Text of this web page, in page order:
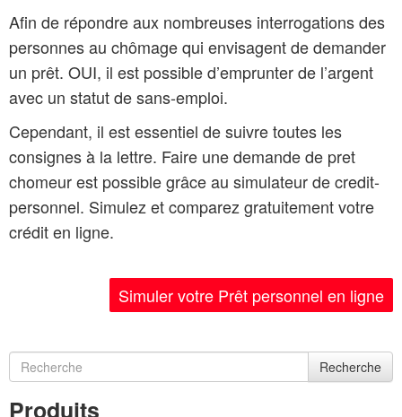
Afin de répondre aux nombreuses interrogations des
personnes au chômage qui envisagent de demander
un prêt. OUI, il est possible d’emprunter de l’argent
avec un statut de sans-emploi.
Cependant, il est essentiel de suivre toutes les
consignes à la lettre. Faire une demande de pret
chomeur est possible grâce au simulateur de credit-
personnel. Simulez et comparez gratuitement votre
crédit en ligne.
Simuler votre Prêt personnel en ligne
Recherche
Produits